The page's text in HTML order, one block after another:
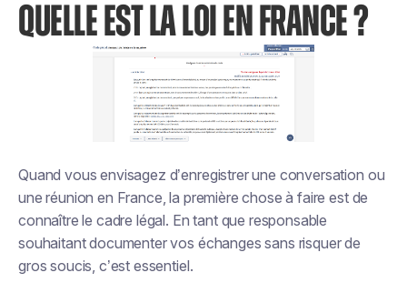
QUELLE EST LA LOI EN FRANCE ?
Quand vous envisagez d’enregistrer une conversation ou
une réunion en France, la première chose à faire est de
connaître le cadre légal. En tant que responsable
souhaitant documenter vos échanges sans risquer de
gros soucis, c’est essentiel.